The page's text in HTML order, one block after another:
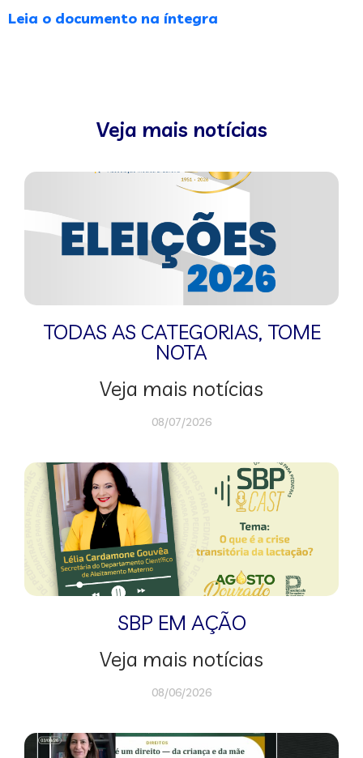
Leia o documento na íntegra
Veja mais notícias
TODAS AS CATEGORIAS, TOME
NOTA
Veja mais notícias
08/07/2026
SBP EM AÇÃO
Veja mais notícias
08/06/2026